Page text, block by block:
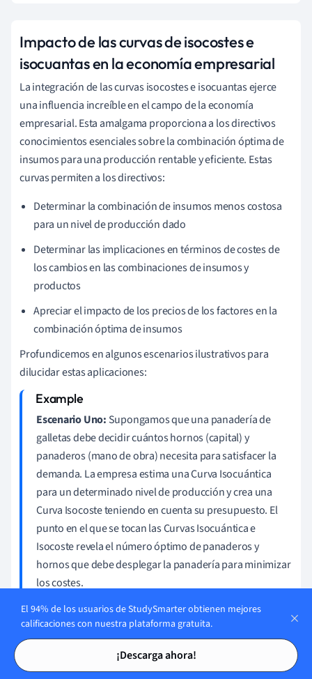
Tarjetas de estudio
Tarjetas de estudio
Impacto de las curvas de isocostes e
isocuantas en la economía empresarial
La integración de las curvas isocostes e isocuantas ejerce
una influencia increíble en el campo de la economía
empresarial. Esta amalgama proporciona a los directivos
conocimientos esenciales sobre la combinación óptima de
insumos para una producción rentable y eficiente. Estas
curvas permiten a los directivos:
Determinar la combinación de insumos menos costosa
para un nivel de producción dado
Determinar las implicaciones en términos de costes de
los cambios en las combinaciones de insumos y
productos
Apreciar el impacto de los precios de los factores en la
combinación óptima de insumos
Profundicemos en algunos escenarios ilustrativos para
dilucidar estas aplicaciones:
Escenario Uno: Supongamos que una panadería de
galletas debe decidir cuántos hornos (capital) y
panaderos (mano de obra) necesita para satisfacer la
demanda. La empresa estima una Curva Isocuántica
para un determinado nivel de producción y crea una
Curva Isocoste teniendo en cuenta su presupuesto. El
punto en el que se tocan las Curvas Isocuántica e
Isocoste revela el número óptimo de panaderos y
hornos que debe desplegar la panadería para minimizar
los costes.
Escenario dos:Supongamos que una fábrica de ropa
experimenta un aumento de la demanda de camisas. La
empresa necesita averiguar cómo afectará este repunte
El 94% de los usuarios de StudySmarter obtienen mejores
calificaciones con nuestra plataforma gratuita.
¡Descarga ahora!